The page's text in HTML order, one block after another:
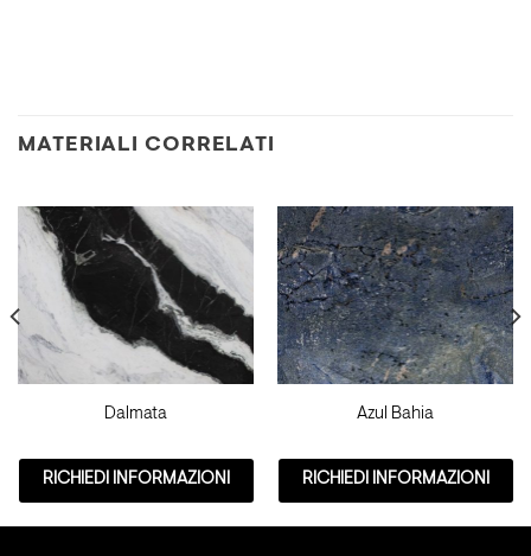
MATERIALI CORRELATI
Dalmata
RICHIEDI INFORMAZIONI
Azul Bahia
RICHIEDI INFORMAZIONI